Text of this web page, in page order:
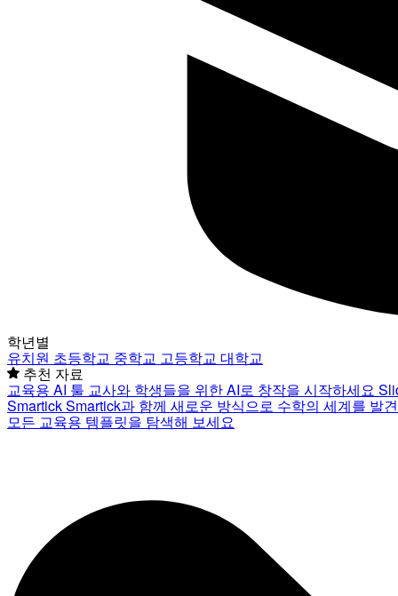
학년별
유치원 초등학교 중학교 고등학교 대학교
추천 자료
교육용 AI 툴 교사와 학생들을 위한 AI로 창작을 시작하세요
SmartickSmartick과 함께 새로운 방식으로 수학의 세계를 발
모든 교육용 템플릿을 탐색해 보세요